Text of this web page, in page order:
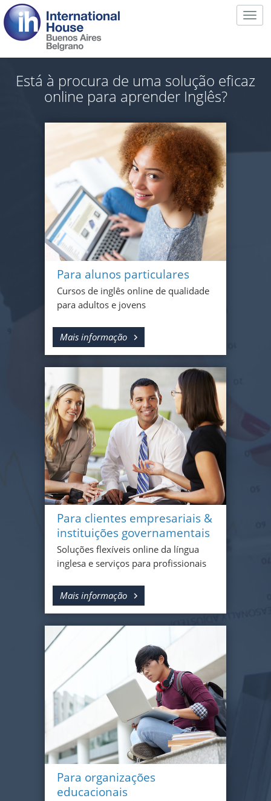
Está à procura de uma solução eficaz
online para aprender Inglês?
Para alunos particulares
Cursos de inglês online de qualidade
para adultos e jovens
Mais informação
Para clientes empresariais &
instituições governamentais
Soluções flexíveis online da língua
inglesa e serviços para profissionais
Mais informação
Para organizações
educacionais